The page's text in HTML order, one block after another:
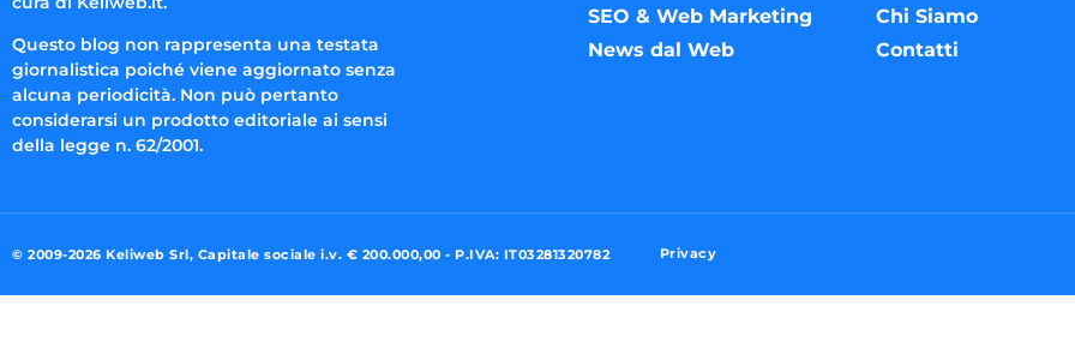
Questo blog non rappresenta una testata
giornalistica poiché viene aggiornato senza
alcuna periodicità. Non può pertanto
considerarsi un prodotto editoriale ai sensi
della legge n. 62/2001.
SEO & Web Marketing
News dal Web
Chi Siamo
Contatti
© 2009-2026 Keliweb Srl, Capitale sociale i.v. € 200.000,00 - P.IVA: IT03281320782 Privacy